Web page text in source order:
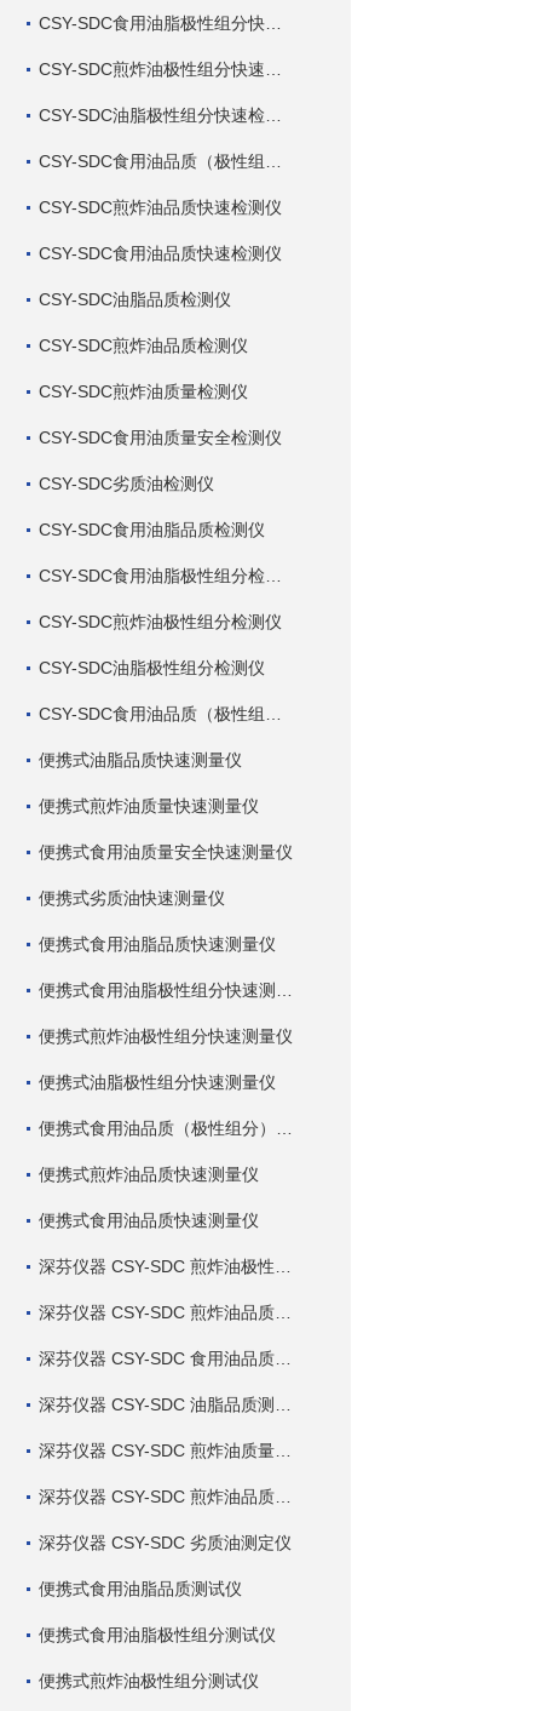
CSY-SDC煎炸油品质快速检测仪
CSY-SDC食用油品质快速检测仪
CSY-SDC油脂品质检测仪
CSY-SDC煎炸油品质检测仪
CSY-SDC煎炸油质量检测仪
CSY-SDC食用油质量安全检测仪
CSY-SDC劣质油检测仪
CSY-SDC食用油脂品质检测仪
CSY-SDC煎炸油极性组分检测仪
CSY-SDC油脂极性组分检测仪
便携式油脂品质快速测量仪
便携式煎炸油质量快速测量仪
便携式食用油质量安全快速测量仪
便携式劣质油快速测量仪
便携式食用油脂品质快速测量仪
便携式煎炸油极性组分快速测量仪
便携式油脂极性组分快速测量仪
便携式煎炸油品质快速测量仪
便携式食用油品质快速测量仪
深芬仪器 CSY-SDC 劣质油测定仪
便携式食用油脂品质测试仪
便携式食用油脂极性组分测试仪
便携式煎炸油极性组分测试仪